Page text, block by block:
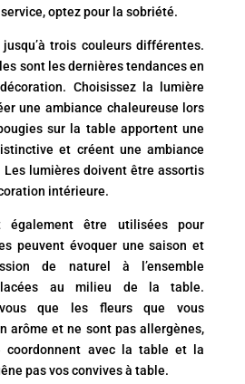
optez pour la sobriété.
trois couleurs différentes.
sont les dernières tendances en
Choisissez la lumière
une ambiance chaleureuse lors
sur la table apportent une
et créent une ambiance
lumières doivent être assortis
intérieure.
également être utilisées pour
peuvent évoquer une saison et
de naturel à l’ensemble
au milieu de la table.
vous que les fleurs que vous
arôme et ne sont pas allergènes,
coordonnent avec la table et la
pas vos convives à table.